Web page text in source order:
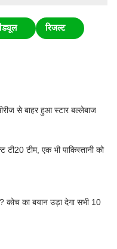
रिजल्ट
से बाहर हुआ स्टार बल्लेबाज
टी20 टीम, एक भी पाकिस्तानी को
का बयान उड़ा देगा सभी 10